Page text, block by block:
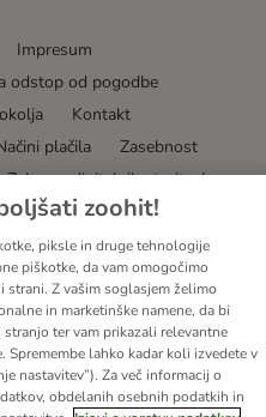
Impresum
odstop od pogodbe
Kontakt
plačila
Zasebnost
Zakon o digitalnih storitvah
zoohit!
piksle in druge tehnologije
piškotke, da vam omogočimo
strani. Z vašim soglasjem želimo
in marketinške namene, da bi
ter vam prikazali relevantne
lahko kadar koli izvedete v
nastavitev”). Za več informacij o
obdelanih osebnih podatkih in